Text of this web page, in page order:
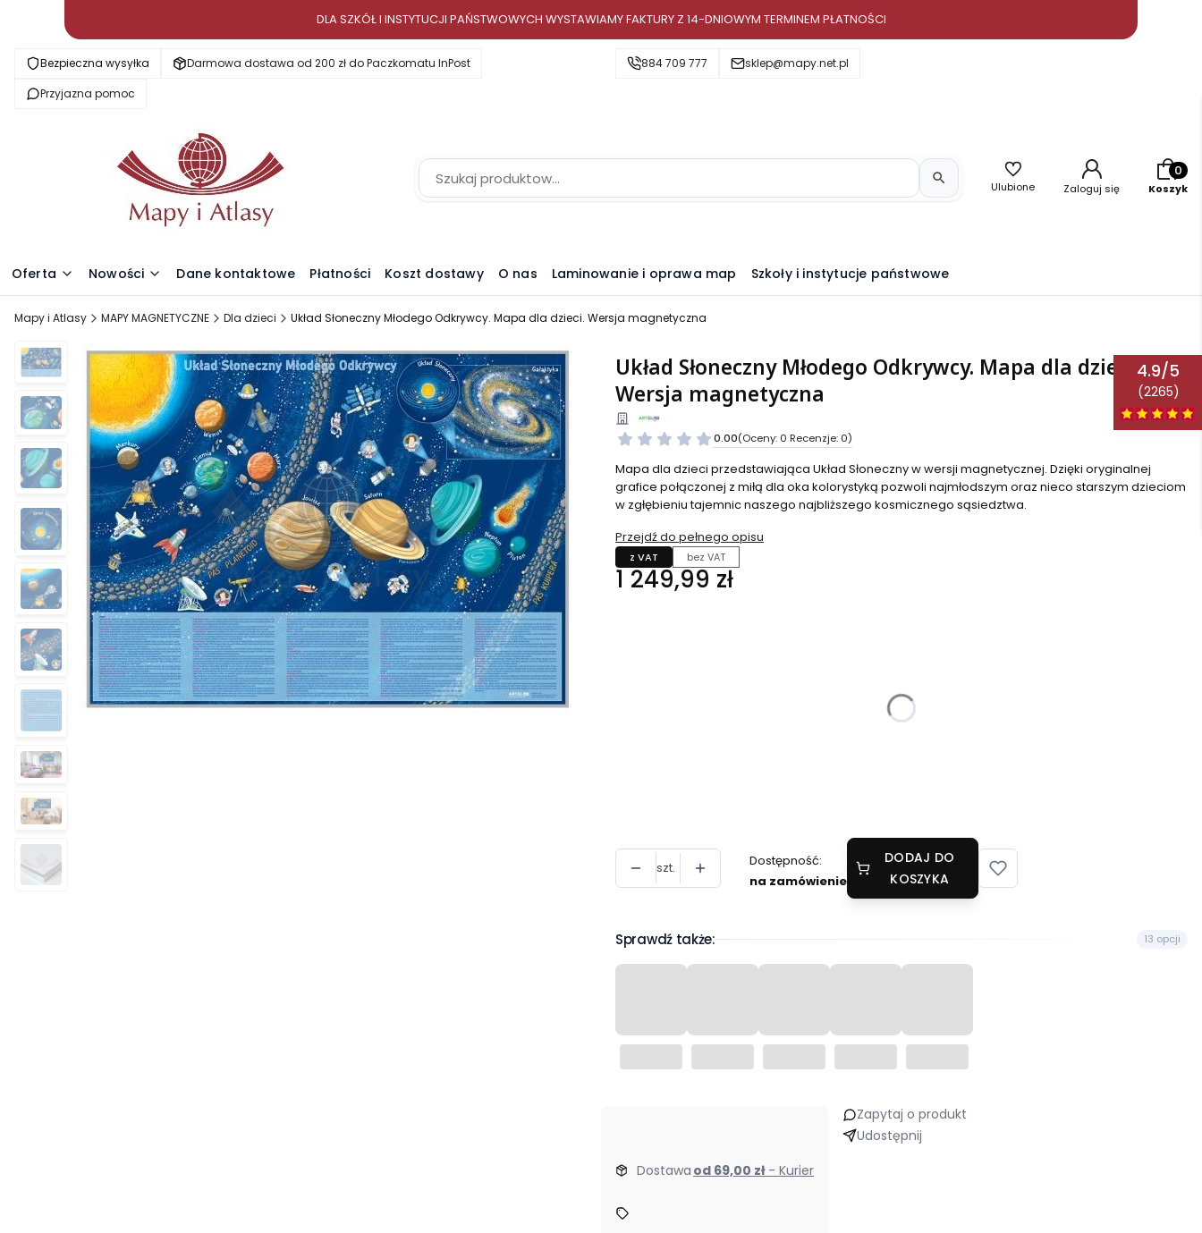
DLA SZKÓŁ I INSTYTUCJI PAŃSTWOWYCH WYSTAWIAMY FAKTURY Z 14-DNIOWYM TERMINEM PŁATNOŚCI
Bezpieczna wysyłka
Darmowa dostawa od 200 zł do Paczkomatu InPost
Przyjazna pomoc
884 709 777 sklep@mapy.net.pl
Ulubione Zaloguj się Koszyk
Oferta Nowości Dane kontaktowe Płatności Koszt dostawy O nas Laminowanie i oprawa map Szkoły i instytucje państwowe
Mapy i Atlasy MAPY MAGNETYCZNE Dla dzieci Układ Słoneczny Młodego Odkrywcy. Mapa dla dzieci. Wersja magnetyczna
Układ Słoneczny Młodego Odkrywcy. Mapa dla dzieci.
Wersja magnetyczna
0.00(Oceny: 0 Recenzje: 0)
Mapa dla dzieci przedstawiająca Układ Słoneczny w wersji magnetycznej. Dzięki oryginalnej
grafice połączonej z miłą dla oka kolorystyką pozwoli najmłodszym oraz nieco starszym dzieciom
w zgłębieniu tajemnic naszego najbliższego kosmicznego sąsiedztwa.
Przejdź do pełnego opisu
z VAT bez VAT
Cena
1 249,99 zł
szt.
Dostępność:
na zamówienie
DODAJ DO
KOSZYKA
Sprawdź także: 13 opcji
Dostawa od 69,00 zł - Kurier
Zapytaj o produkt
Udostępnij
4.9/5
(2265)